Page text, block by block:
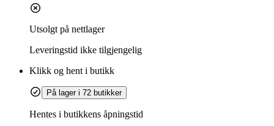
Utsolgt på nettlager
Leveringstid ikke tilgjengelig
Klikk og hent i butikk
På lager i 72 butikker
Hentes i butikkens åpningstid